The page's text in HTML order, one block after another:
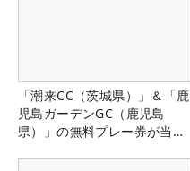
「潮来CC（茨城県）」＆「鹿
児島ガーデンGC（鹿児島
県）」の無料プレー券が当た